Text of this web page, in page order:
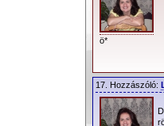
ö*
17. Hozzászóló: